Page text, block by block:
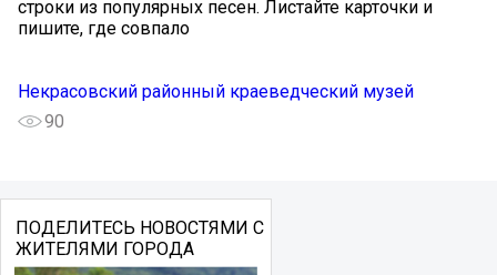
строки из популярных песен. Листайте карточки и
пишите, где совпало
Некрасовский районный краеведческий музей
90
ПОДЕЛИТЕСЬ НОВОСТЯМИ С
ЖИТЕЛЯМИ ГОРОДА